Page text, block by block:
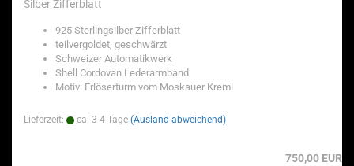
Silber Zifferblatt
925 Sterlingsilber Zifferblatt
teilvergoldet, geschwärzt
Schweizer Automatikwerk
Shell Cordovan Lederarmband
Motiv: Erlöserturm vom Moskauer Kreml
Lieferzeit: ca. 3-4 Tage (Ausland abweichend)
750,00 EUR